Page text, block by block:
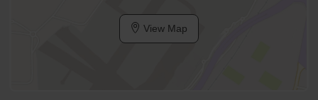
View Map